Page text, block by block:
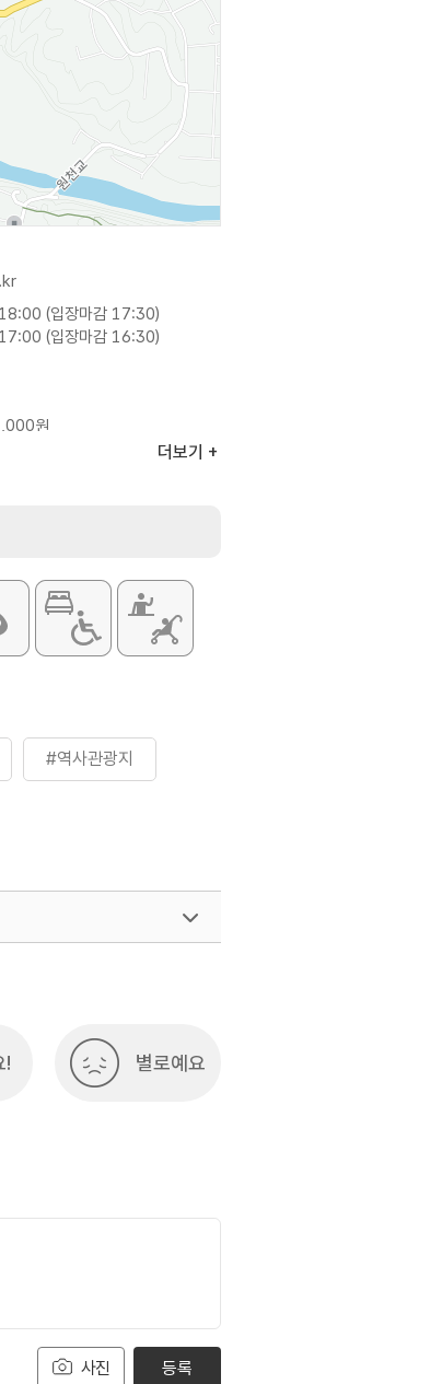
(입장마감 17:30)
(입장마감 16:30)
원
65세 이상 / 장애인 /
등
찰공무원, 소방공무원
지 참조
더보기
#역사관광지
! 별로예요
사진 등록